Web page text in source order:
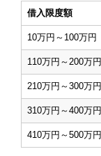
借入限度額
10万円～100万円
110万円～200万円
210万円～300万円
310万円～400万円
410万円～500万円